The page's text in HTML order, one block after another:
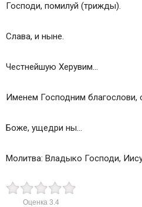
Господи, помилуй (трижды).
Слава, и ныне.
Честнейшую Херувим…
Именем Господним благослови,
Боже, ущедри ны…
Молитва: Владыко Господи,
Оценка 3.4